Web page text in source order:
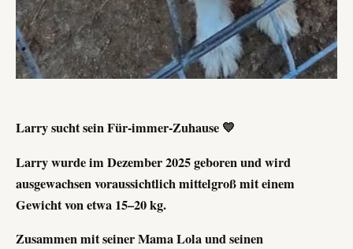
Larry sucht sein Für-immer-Zuhause 💛
Larry wurde im Dezember 2025 geboren und wird
ausgewachsen voraussichtlich mittelgroß mit einem
Gewicht von etwa 15–20 kg.
Zusammen mit seiner Mama Lola und seinen